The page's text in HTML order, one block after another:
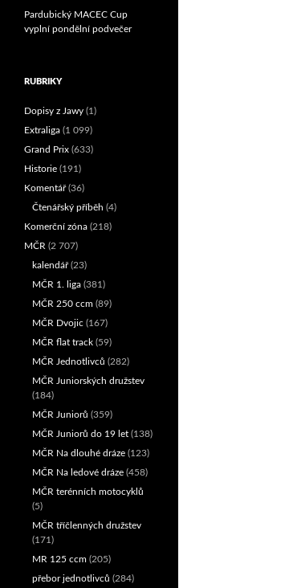
Pardubický MACEC Cup
vyplní pondělní podvečer
RUBRIKY
Dopisy z Jawy (1)
Extraliga (1 099)
Grand Prix (633)
Historie (191)
Komentář(36)
Čtenářský příběh (4)
Komerční zóna (218)
MČR (2 707)
kalendář(23)
MČR 1. liga (381)
MČR 250 ccm (89)
MČR Dvojic (167)
MČR flat track (59)
MČR Jednotlivců (282)
MČR Juniorských družstev
(184)
MČR Juniorů (359)
MČR Juniorů do 19 let (138)
MČR Na dlouhé dráze (123)
MČR Na ledové dráze (458)
MČR terénních motocyklů
(5)
MČR tříčlenných družstev
(171)
MR 125 ccm (205)
přebor jednotlivců (284)